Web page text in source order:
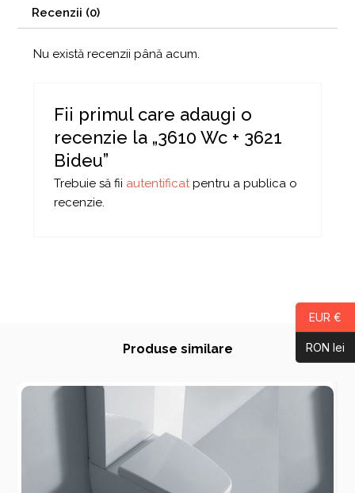
Recenzii (0)
Nu există recenzii până acum.
Fii primul care adaugi o
recenzie la „3610 Wc + 3621
Bideu”
Trebuie să fii autentificatpentru a publica o
recenzie.
Produse similare
EUR €
RON lei